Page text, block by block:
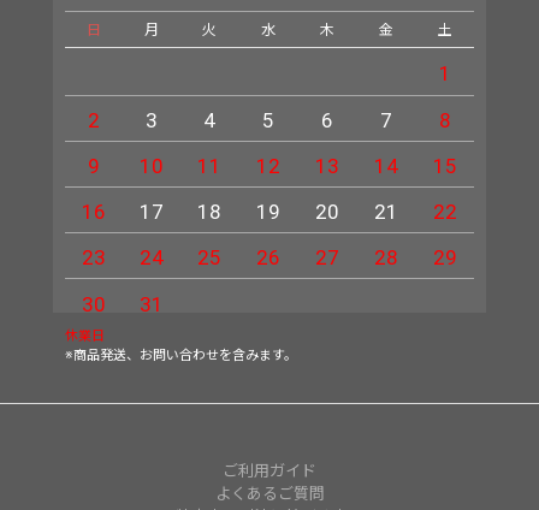
日 月 火 水 木 金 土
1
2
3 4 5 6 7
8
9
10 11 12 13 14
15
16
17 18 19 20 21
22
23
24 25 26 27 28
29
30
31
休業日
※商品発送、お問い合わせを含みます。
ご利用ガイド
よくあるご質問